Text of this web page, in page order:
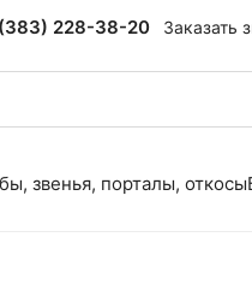
228-38-20 Заказать
звенья, порталы, откосы